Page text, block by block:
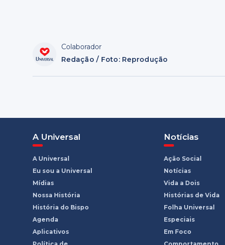
Colaborador
Redação / Foto: Reprodução
A Universal
A Universal
Eu sou a Universal
Mídias
Nossa História
História do Bispo
Agenda
Aplicativos
Notícias
Ação Social
Notícias
Vida a Dois
Histórias de Vida
Folha Universal
Especiais
Em Foco